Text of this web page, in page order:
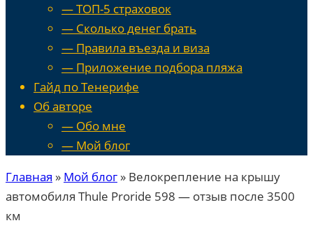
— ТОП-5 страховок
— Сколько денег брать
— Правила въезда и виза
— Приложение подбора пляжа
Гайд по Тенерифе
Об авторе
— Обо мне
— Мой блог
Главная » Мой блог » Велокрепление на крышу
автомобиля Thule Proride 598 — отзыв после 3500
км